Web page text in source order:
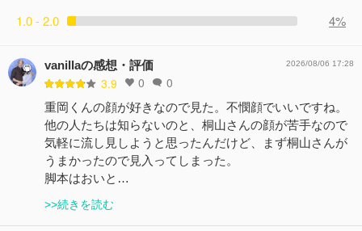
1.0 - 2.0
4%
vanillaの感想・評価
3.9 0 0
2026/08/06 17:28
重岡くんの顔が好きなので見た。不憫顔でいいですね。
他の人たちは知らないのと、桐山さんの顔が苦手なので
気軽に流し見しようと思ったんだけど、まず桐山さんが
うまかったので見入ってしまった。
脚本はおいと…
>>続きを読む